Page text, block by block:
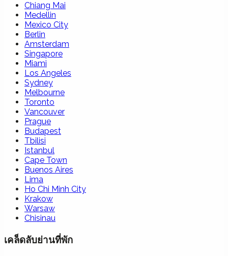
Chiang Mai
Medellin
Mexico City
Berlin
Amsterdam
Singapore
Miami
Los Angeles
Sydney
Melbourne
Toronto
Vancouver
Prague
Budapest
Tbilisi
Istanbul
Cape Town
Buenos Aires
Lima
Ho Chi Minh City
Krakow
Warsaw
Chisinau
เคล็ดลับย่านที่พัก